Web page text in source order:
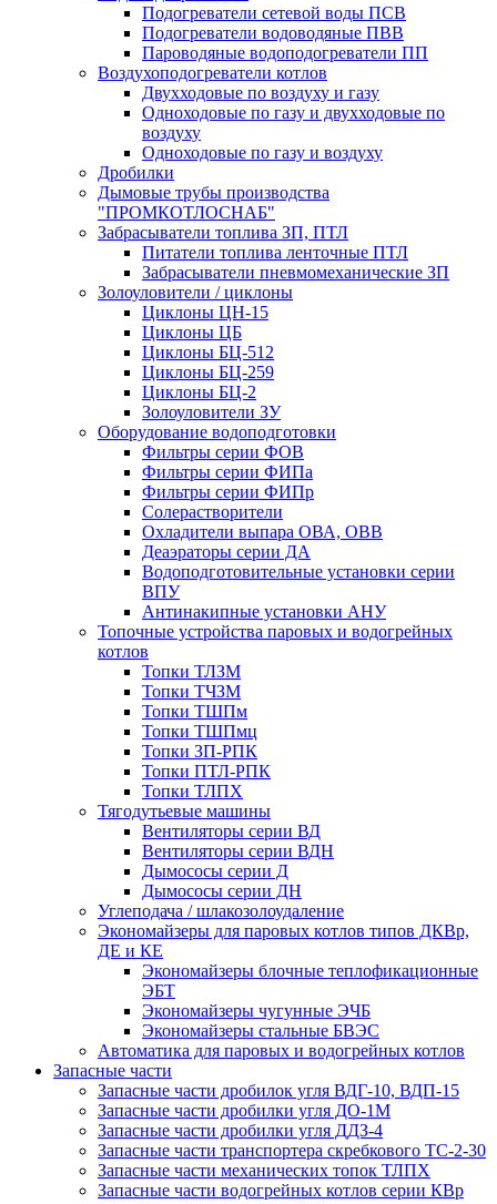
Подогреватели сетевой воды ПСВ
Подогреватели водоводяные ПВВ
Пароводяные водоподогреватели ПП
Воздухоподогреватели котлов
Двухходовые по воздуху и газу
Одноходовые по газу и двухходовые по
воздуху
Одноходовые по газу и воздуху
Дробилки
Дымовые трубы производства
"ПРОМКОТЛОСНАБ"
Забрасыватели топлива ЗП, ПТЛ
Питатели топлива ленточные ПТЛ
Забрасыватели пневмомеханические ЗП
Золоуловители / циклоны
Циклоны ЦН-15
Циклоны ЦБ
Циклоны БЦ-512
Циклоны БЦ-259
Циклоны БЦ-2
Золоуловители ЗУ
Оборудование водоподготовки
Фильтры серии ФОВ
Фильтры серии ФИПа
Фильтры серии ФИПр
Солерастворители
Охладители выпара ОВА, ОВВ
Деаэраторы серии ДА
Водоподготовительные установки серии
ВПУ
Антинакипные установки АНУ
Топочные устройства паровых и водогрейных
котлов
Топки ТЛЗМ
Топки ТЧЗМ
Топки ТШПм
Топки ТШПмц
Топки ЗП-РПК
Топки ПТЛ-РПК
Топки ТЛПХ
Тягодутьевые машины
Вентиляторы серии ВД
Вентиляторы серии ВДН
Дымососы серии Д
Дымососы серии ДН
Углеподача / шлакозолоудаление
Экономайзеры для паровых котлов типов ДКВр,
ДЕ и КЕ
Экономайзеры блочные теплофикационные
ЭБТ
Экономайзеры чугунные ЭЧБ
Экономайзеры стальные БВЭС
Автоматика для паровых и водогрейных котлов
Запасные части
Запасные части дробилок угля ВДГ-10, ВДП-15
Запасные части дробилки угля ДО-1М
Запасные части дробилки угля ДДЗ-4
Запасные части транспортера скребкового ТС-2-30
Запасные части механических топок ТЛПХ
Запасные части водогрейных котлов серии КВр